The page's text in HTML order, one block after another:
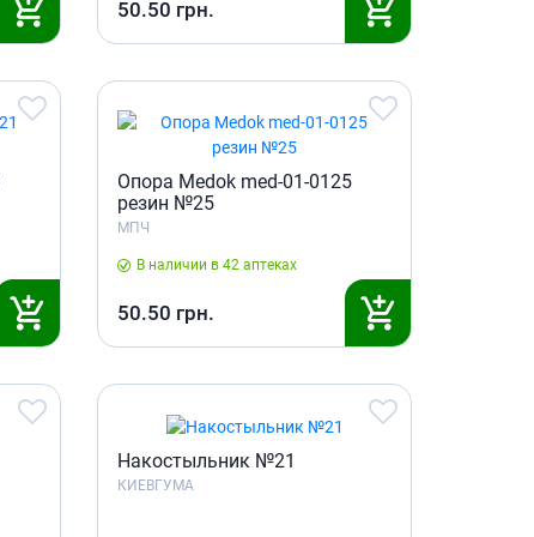
Антисептики и дезинфекторы
Лечение рубцов
Лекарства от бородавок
Лечение перхоти, себореи,
волосистых дерматитов
Средства от повышенной
потливости
Лечение герпеса
Препараты для
опорнодвигательного
Противовоспалительные
Миорелаксанты
50.50 грн.
Опора Medok med-01-0125
резин №25
МПЧ
В наличии в 42 аптеках
50.50 грн.
Накостыльник №21
КИЕВГУМА